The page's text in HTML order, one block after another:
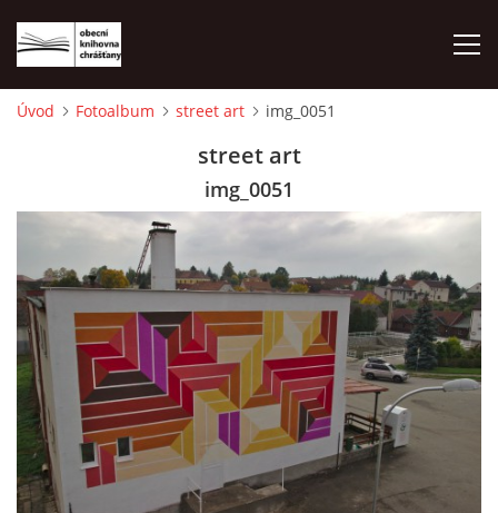
VÝPŮJČNÍ DOBA
KONTAKTY
ON-LINE KATALOG
WEBOVÁ KAMERA
Úvod Fotoalbum street art img_0051
street art
img_0051